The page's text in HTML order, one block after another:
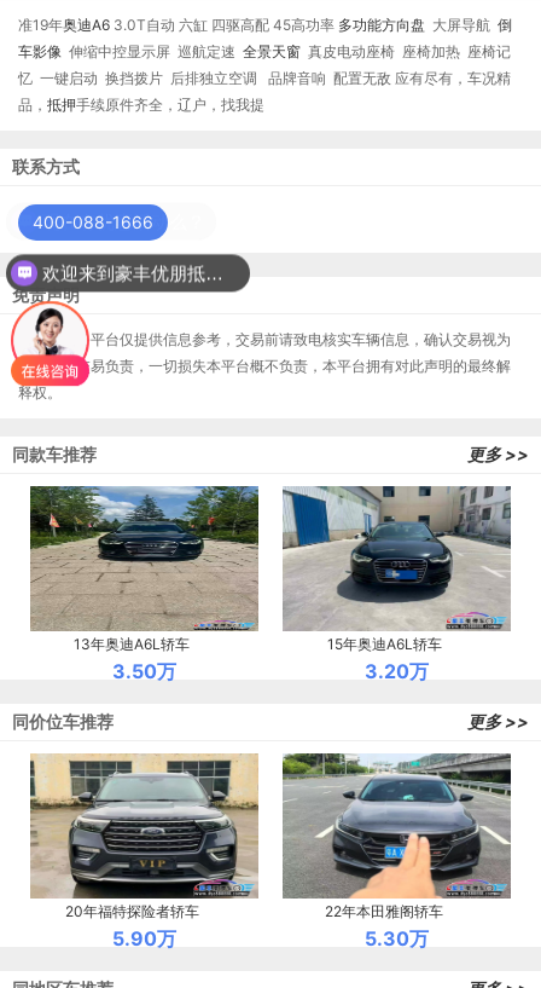
准19年奥迪A6 3.0T自动 六缸 四驱高配 45高功率 多功能方向盘 大屏导航 倒
车影像 伸缩中控显示屏 巡航定速 全景天窗 真皮电动座椅 座椅加热 座椅记
忆 一键启动 换挡拨片 后排独立空调 品牌音响 配置无敌 应有尽有，车况精
品， 抵押手续原件齐全，辽户，找我提
联系方式
400-088-1666
免责声明
本居间服务平台仅提供信息参考，交易前请致电核实车辆信息，确认交易视为
您对本次交易负责，一切损失本平台概不负责，本平台拥有对此声明的最终解
释权。
同款车推荐 更多 >>
13年奥迪A6L轿车
3.50万
15年奥迪A6L轿车
3.20万
同价位车推荐 更多 >>
20年福特探险者轿车
5.90万
22年本田雅阁轿车
5.30万
欢迎来到豪丰优朋抵押车平台？